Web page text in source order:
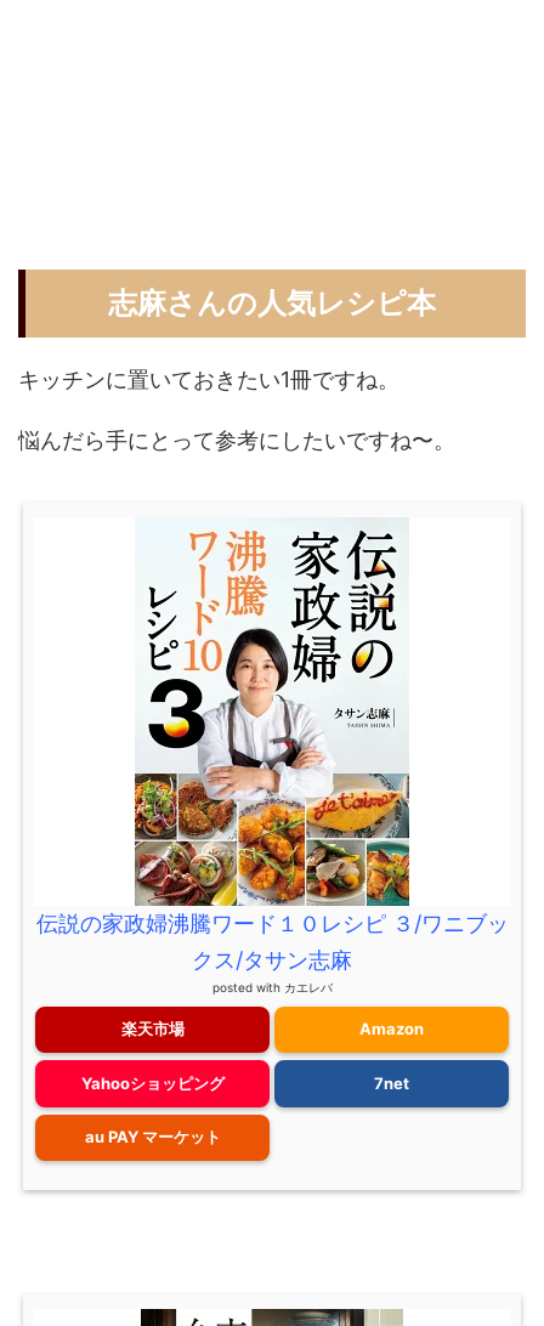
志麻さんの人気レシピ本
キッチンに置いておきたい1冊ですね。
悩んだら手にとって参考にしたいですね〜。
伝説の家政婦沸騰ワード１０レシピ ３/ワニブッ
クス/タサン志麻
posted with カエレバ
楽天市場 Amazon
Yahooショッピング 7net
au PAY マーケット